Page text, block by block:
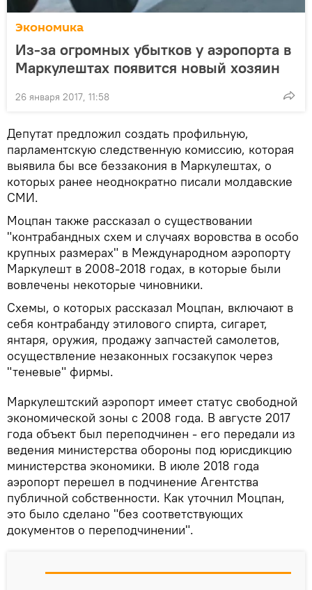
Экономика
Из-за огромных убытков у аэропорта в
Маркулештах появится новый хозяин
26 января 2017, 11:58
Депутат предложил создать профильную,
парламентскую следственную комиссию, которая
выявила бы все беззакония в Маркулештах, о
которых ранее неоднократно писали молдавские
СМИ.
Моцпан также рассказал о существовании
"контрабандных схем и случаях воровства в особо
крупных размерах" в Международном аэропорту
Маркулешт в 2008-2018 годах, в которые были
вовлечены некоторые чиновники.
Схемы, о которых рассказал Моцпан, включают в
себя контрабанду этилового спирта, сигарет,
янтаря, оружия, продажу запчастей самолетов,
осуществление незаконных госзакупок через
"теневые" фирмы.
Маркулештский аэропорт имеет статус свободной
экономической зоны с 2008 года. В августе 2017
года объект был переподчинен - его передали из
ведения министерства обороны под юрисдикцию
министерства экономики. В июле 2018 года
аэропорт перешел в подчинение Агентства
публичной собственности. Как уточнил Моцпан,
это было сделано "без соответствующих
документов о переподчинении".